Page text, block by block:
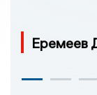
Еремеев